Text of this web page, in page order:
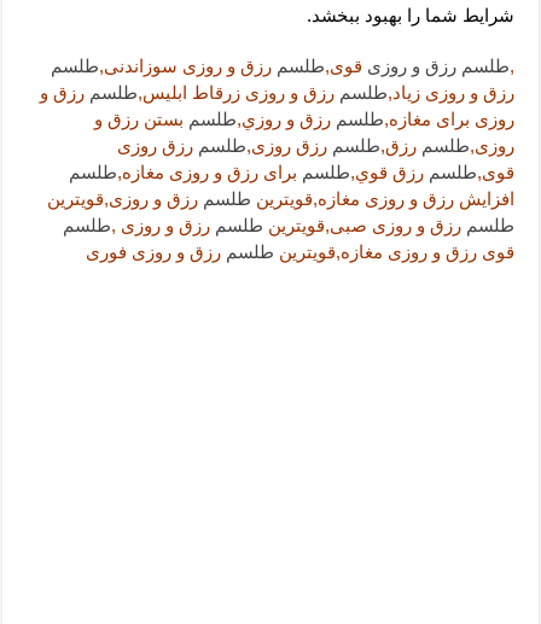
دعای قوی رفع ترس – دعای مجرب برای آرامش قلب و رفع اضطراب
دعا برای پولدار شدن در یک روز – دعای ثروت حضرت سلیمان
شرایط شما را بهبود ببخشد.
,طلسم رزق و روزی قوی,طلسم رزق و روزی سوزاندنی,طلسم
رزق و روزی زیاد,طلسم رزق و روزی زرقاط ابلیس,طلسم رزق و
روزی برای مغازه,طلسم رزق و روزي,طلسم بستن رزق و
روزی,طلسم رزق,طلسم رزق روزی,طلسم رزق روزی
قوی,طلسم رزق قوي,طلسم برای رزق و روزی مغازه,طلسم
افزایش رزق و روزی مغازه,قویترین طلسم رزق و روزی,قویترین
طلسم رزق و روزی صبی,قویترین طلسم رزق و روزی ,طلسم
قوی رزق و روزی مغازه,قویترین طلسم رزق و روزی فوری